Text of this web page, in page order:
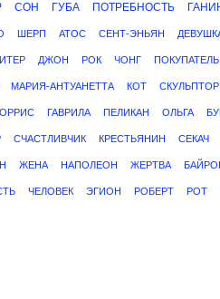
СОН ГУБА ПОТРЕБНОСТЬ
ШЕРП АТОС СЕНТ-ЭНЬЯН
ДЖОН РОК ЧОНГ ПОКУПАТЕЛЬ
МАРИЯ-АНТУАНЕТТА КОТ СКУЛЬПТОР
ГАВРИЛА ПЕЛИКАН ОЛЬГА
СЧАСТЛИВЧИК КРЕСТЬЯНИН СЕКАЧ
ЖЕНА НАПОЛЕОН ЖЕРТВА
ЧЕЛОВЕК ЭГИОН РОБЕРТ РОТ